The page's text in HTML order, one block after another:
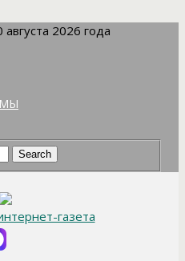
2026 года
газета